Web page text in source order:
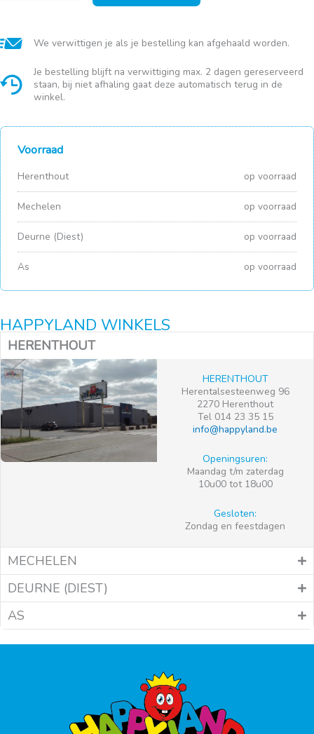
buiten
aantal
We verwittigen je als je bestelling kan afgehaald worden.
Je bestelling blijft na verwittiging max. 2 dagen gereserveerd
staan, bij niet afhaling gaat deze automatisch terug in de
winkel.
Voorraad
Herenthout op voorraad
Mechelen op voorraad
Deurne (Diest) op voorraad
As op voorraad
HAPPYLAND WINKELS
HERENTHOUT
HERENTHOUT
Herentalsesteenweg 96
2270 Herenthout
Tel 014 23 35 15
info@happyland.be
Openingsuren:
Maandag t/m zaterdag
10u00 tot 18u00
Gesloten:
Zondag en feestdagen
MECHELEN
DEURNE (DIEST)
AS